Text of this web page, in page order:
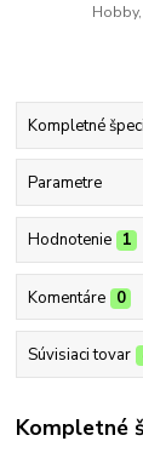
Kompletné
Parametre
Hodnotenie 1
Komentáre 0
Súvisiaci tovar
Kompletné